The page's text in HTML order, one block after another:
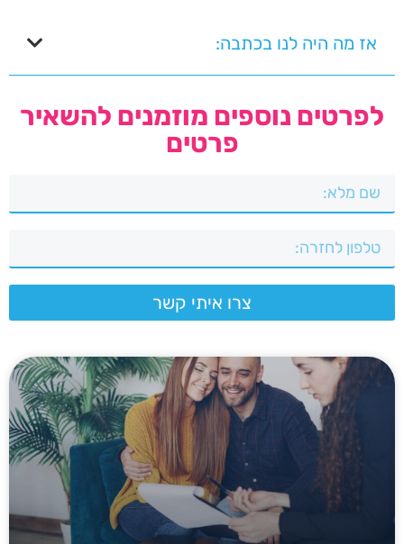
אז מה היה לנו בכתבה:
לפרטים נוספים מוזמנים להשאיר
פרטים
צרו איתי קשר